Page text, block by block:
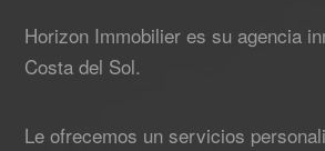
Horizon Immobilier es su agencia
Costa del Sol.
Le ofrecemos un servicios